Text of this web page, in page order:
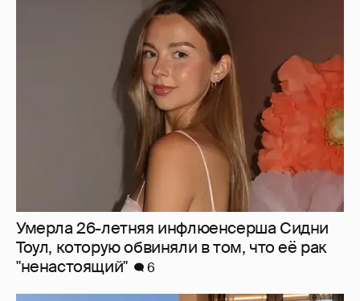
Умерла 26-летняя инфлюенсерша Сидни
Тоул, которую обвиняли в том, что её рак
"ненастоящий"
6